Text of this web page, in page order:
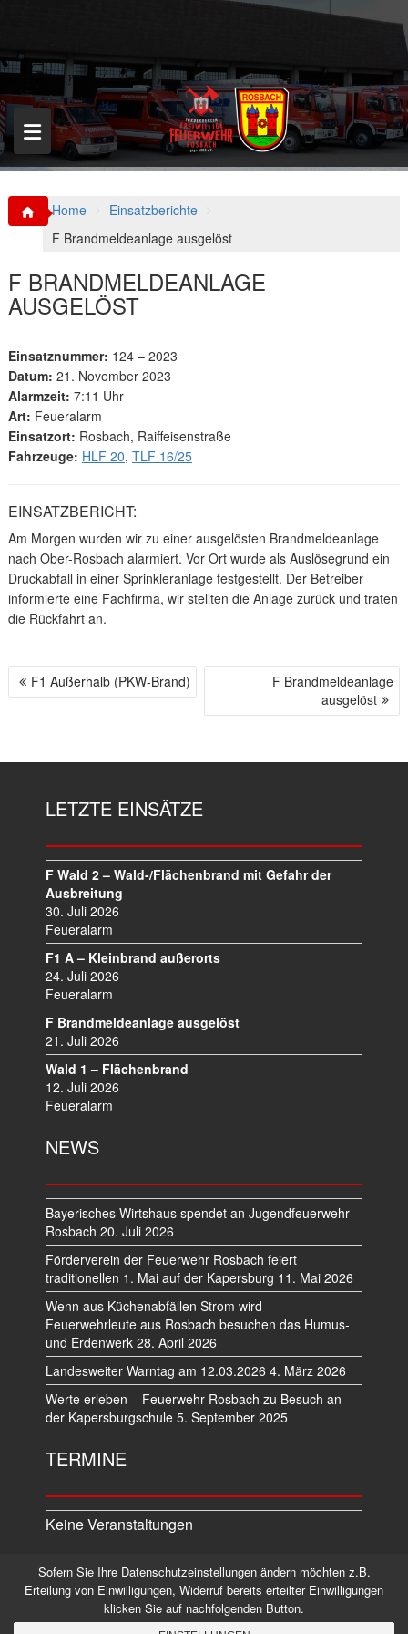
p
o
c
o
n
t
Home
Einsatzberichte
F Brandmeldeanlage ausgelöst
F BRANDMELDEANLAGE
AUSGELÖST
Einsatznummer: 124 – 2023
Datum: 21. November 2023
Alarmzeit: 7:11 Uhr
Art: Feueralarm
Einsatzort: Rosbach, Raiffeisenstraße
Fahrzeuge: HLF 20, TLF 16/25
EINSATZBERICHT:
Am Morgen wurden wir zu einer ausgelösten Brandmeldeanlage
nach Ober-Rosbach alarmiert. Vor Ort wurde als Auslösegrund ein
Druckabfall in einer Sprinkleranlage festgestellt. Der Betreiber
informierte eine Fachfirma, wir stellten die Anlage zurück und traten
die Rückfahrt an.
B F1 Außerhalb (PKW-Brand)
F Brandmeldeanlage
ausgelöst
LETZTE EINSÄTZE
F Wald 2 – Wald-/Flächenbrand mit Gefahr der
Ausbreitung
30. Juli 2026
Feueralarm
F1 A – Kleinbrand außerorts
24. Juli 2026
Feueralarm
F Brandmeldeanlage ausgelöst
21. Juli 2026
Wald 1 – Flächenbrand
12. Juli 2026
Feueralarm
NEWS
Bayerisches Wirtshaus spendet an Jugendfeuerwehr
Rosbach 20. Juli 2026
Förderverein der Feuerwehr Rosbach feiert
traditionellen 1. Mai auf der Kapersburg 11. Mai 2026
Wenn aus Küchenabfällen Strom wird –
Feuerwehrleute aus Rosbach besuchen das Humus-
und Erdenwerk 28. April 2026
Landesweiter Warntag am 12.03.2026 4. März 2026
Werte erleben – Feuerwehr Rosbach zu Besuch an
der Kapersburgschule 5. September 2025
TERMINE
Keine Veranstaltungen
Datenschutz Impressum
©2026 Alle Rechte vorbehalten.
Sofern Sie Ihre Datenschutzeinstellungen ändern möchten z.B.
Erteilung von Einwilligungen, Widerruf bereits erteilter Einwilligungen
klicken Sie auf nachfolgenden Button.